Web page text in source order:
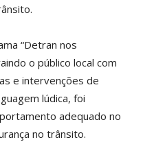
“Detran nos
o público local com
e intervenções de
lúdica, foi
adequado no
no trânsito.